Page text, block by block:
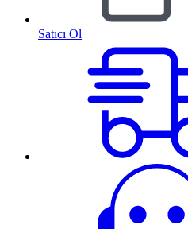
Satıcı Ol